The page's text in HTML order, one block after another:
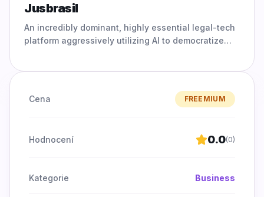
Jusbrasil
An incredibly dominant, highly essential legal-tech
platform aggressively utilizing AI to democratize
Cena FREEMIUM
Hodnocení 0.0(0)
Kategorie Business